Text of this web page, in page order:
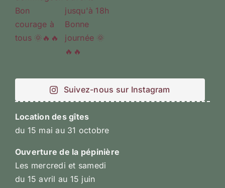
Suivez-nous sur Instagram
Location des gîtes
du 15 mai au 31 octobre
Ouverture de la pépinière
Les mercredi et samedi
du 15 avril au 15 juin